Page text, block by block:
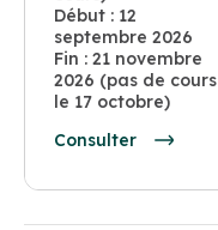
Début : 12
septembre 2026
Fin : 21 novembre
2026 (pas de cours
le 17 octobre)
Consulter